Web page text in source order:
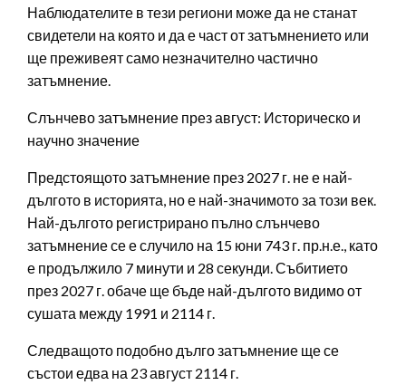
Наблюдателите в тези региони може да не станат
свидетели на която и да е част от затъмнението или
ще преживеят само незначително частично
затъмнение.
Слънчево затъмнение през август: Историческо и
научно значение
Предстоящото затъмнение през 2027 г. не е най-
дългото в историята, но е най-значимото за този век.
Най-дългото регистрирано пълно слънчево
затъмнение се е случило на 15 юни 743 г. пр.н.е., като
е продължило 7 минути и 28 секунди. Събитието
през 2027 г. обаче ще бъде най-дългото видимо от
сушата между 1991 и 2114 г.
Следващото подобно дълго затъмнение ще се
състои едва на 23 август 2114 г.